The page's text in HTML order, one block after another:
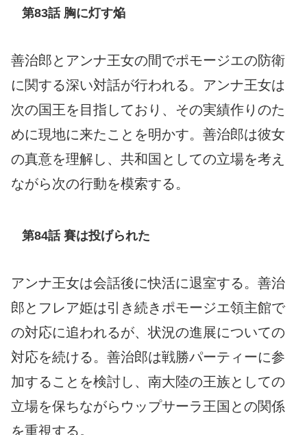
第83話 胸に灯す焔
善治郎とアンナ王女の間でポモージエの防衛
に関する深い対話が行われる。アンナ王女は
次の国王を目指しており、その実績作りのた
めに現地に来たことを明かす。善治郎は彼女
の真意を理解し、共和国としての立場を考え
ながら次の行動を模索する。
第84話 賽は投げられた
アンナ王女は会話後に快活に退室する。善治
郎とフレア姫は引き続きポモージエ領主館で
の対応に追われるが、状況の進展についての
対応を続ける。善治郎は戦勝パーティーに参
加することを検討し、南大陸の王族としての
立場を保ちながらウップサーラ王国との関係
を重視する。